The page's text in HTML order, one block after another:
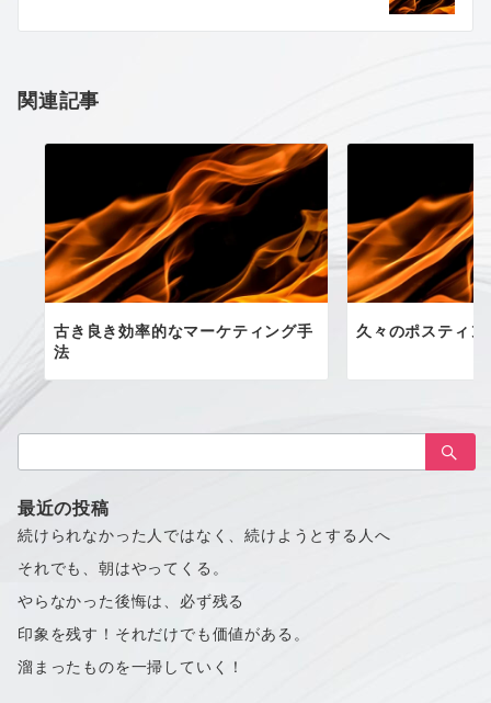
シ
ン
関連記事
古き良き効率的なマーケティング手
法
久々のポスティン
索：
最近の投稿
続けられなかった人ではなく、続けようとする人へ
それでも、朝はやってくる。
やらなかった後悔は、必ず残る
印象を残す！それだけでも価値がある。
溜まったものを一掃していく！